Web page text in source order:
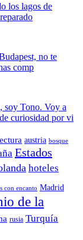
los lagos de
no te
comp
soy Tono. Voy a
curiosidad por vi
austria bosque
Estados
hoteles
con encanto Madrid
de la
rusia Turquía